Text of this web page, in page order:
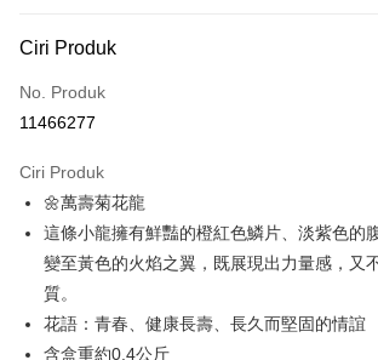
Kad Kredit (Bayaran Penuh)
Pengambilan di Kedai Serbaneka
Apple Pay
JKOPAY
Easy Wallet
Pemindahan ATM
Ciri Produk
No. Produk
11466277
Ciri Produk
🌼萬壽菊花龍
這條小龍擁有鮮豔的橙紅色鱗片、淡紫色的
變至黃色的火焰之翼，既展現出力量感，又
質。
花語：青春、健康長壽、長久而堅固的情誼
含盒重約0.4公斤